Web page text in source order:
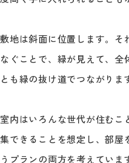
敷地は斜面に位置します。そ
なぐことで、緑が見えて、
とも緑の抜け道でつながりま
室内はいろんな世代が住む
集できることを想定し、部屋
うプランの両方を考えていま